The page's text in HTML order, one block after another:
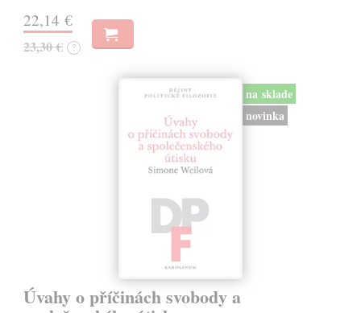
22,14 €
23,30 € ?
na sklade
novinka
Úvahy o příčinách svobody a